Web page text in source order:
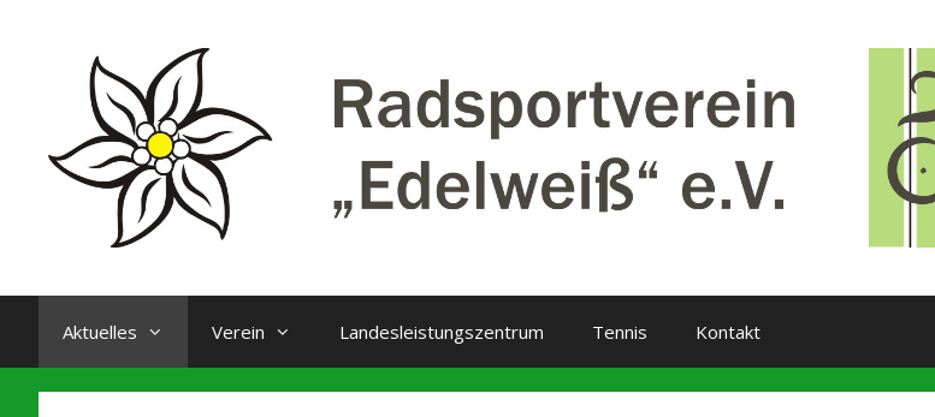
Aktuelles Verein Landesleistungszentrum Tennis Kontakt